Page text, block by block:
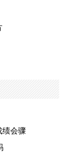
绩会骤